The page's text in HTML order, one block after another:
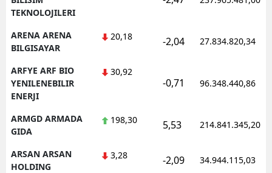
TEKNOLOJILERI
ARENA ARENA
BILGISAYAR
20,18 -2,04 27.834.820,34
ARFYE ARF BIO
YENILENEBILIR
ENERJI
30,92
-0,71 96.348.440,86
ARMGD ARMADA
GIDA
198,30 5,53 214.841.345,20
ARSAN ARSAN
HOLDING
3,28 -2,09 34.944.115,03